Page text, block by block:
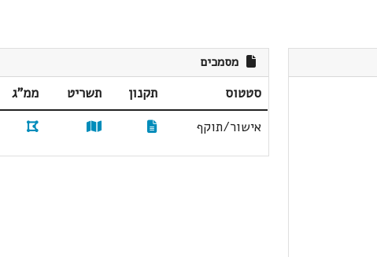
מסמכים
סטטוס תקנון תשריט ממ"ג
אישור/תוקף